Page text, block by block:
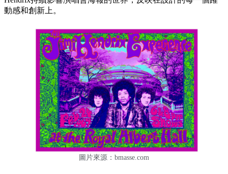
動感和創新上。
圖片來源：bmasse.com